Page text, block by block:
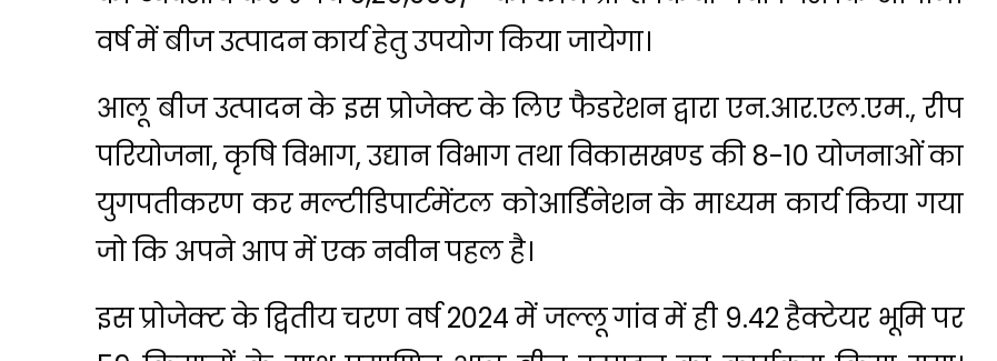
वर्ष में बीज उत्पादन कार्य हेतु उपयोग किया जायेगा।
आलू बीज उत्पादन के इस प्रोजेक्ट के लिए फैडरेशन द्वारा एन.आर.एल.एम., रीप
परियोजना, कृषि विभाग, उद्यान विभाग तथा विकासखण्ड की 8-10 योजनाओं का
युगपतीकरण कर मल्टीडिपार्टमेंटल कोआर्डिनेशन के माध्यम कार्य किया गया
जो कि अपने आप में एक नवीन पहल है।
इस प्रोजेक्ट के द्वितीय चरण वर्ष 2024 में जल्लू गांव में ही 9.42 हैक्टेयर भूमि पर